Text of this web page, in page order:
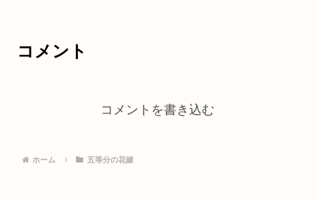
コメント
コメントを書き込む
ホーム 五等分の花嫁